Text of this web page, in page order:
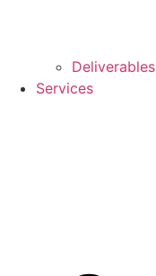
Deliverables
Services